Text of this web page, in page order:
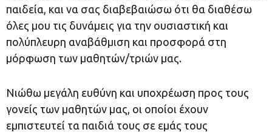
παιδεία, και να σας διαβεβαιώσω ότι θα διαθέσω
όλες μου τις δυνάμεις για την ουσιαστική και
πολύπλευρη αναβάθμιση και προσφορά στη
μόρφωση των μαθητών/τριών μας.
Νιώθω μεγάλη ευθύνη και υποχρέωση προς τους
γονείς των μαθητών μας, οι οποίοι έχουν
εμπιστευτεί τα παιδιά τους σε εμάς τους